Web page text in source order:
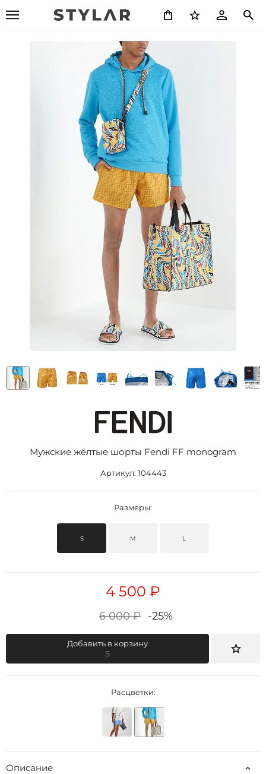
Мужские жёлтые шорты Fendi FF monogram
Артикул: 104443
Размеры:
S M L
4 500 ₽
6 000 ₽ -25%
Добавить в корзину
S
Расцветки:
Описание